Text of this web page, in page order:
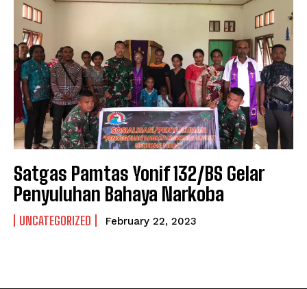
NEWSLETTER
NEWSLETTER
Satgas Pamtas Yonif 132/BS Gelar
Penyuluhan Bahaya Narkoba
UNCATEGORIZED February 22, 2023